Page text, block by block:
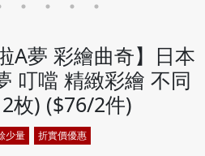
A夢 彩繪曲奇】日本
叮噹 精緻彩繪 不同
枚) ($76/2件)
少量 折實價優惠